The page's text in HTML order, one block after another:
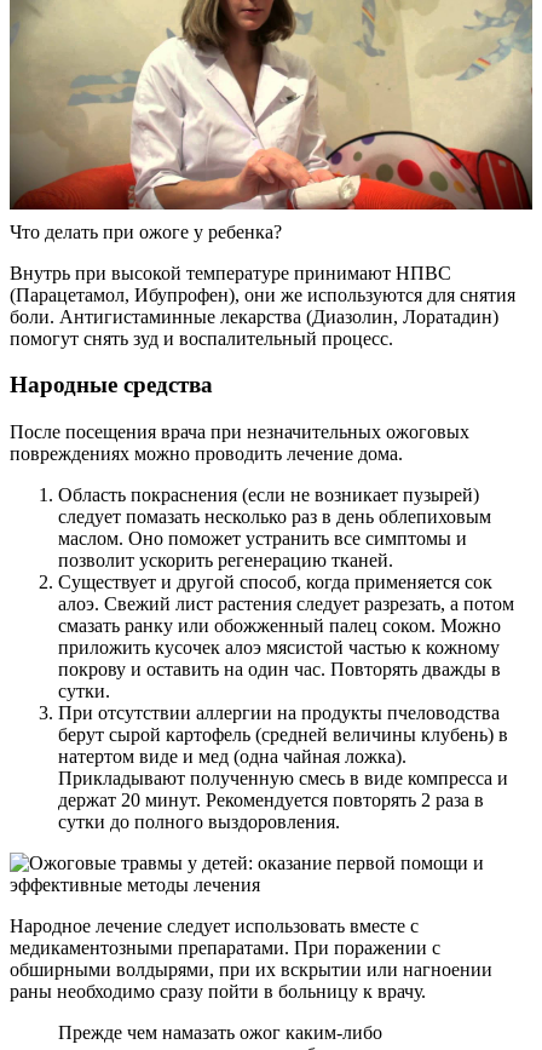
Что делать при ожоге у ребенка?
Внутрь при высокой температуре принимают НПВС
(Парацетамол, Ибупрофен), они же используются для снятия
боли. Антигистаминные лекарства (Диазолин, Лоратадин)
помогут снять зуд и воспалительный процесс.
Народные средства
После посещения врача при незначительных ожоговых
повреждениях можно проводить лечение дома.
Область покраснения (если не возникает пузырей)
следует помазать несколько раз в день облепиховым
маслом. Оно поможет устранить все симптомы и
позволит ускорить регенерацию тканей.
Существует и другой способ, когда применяется сок
алоэ. Свежий лист растения следует разрезать, а потом
смазать ранку или обожженный палец соком. Можно
приложить кусочек алоэ мясистой частью к кожному
покрову и оставить на один час. Повторять дважды в
сутки.
При отсутствии аллергии на продукты пчеловодства
берут сырой картофель (средней величины клубень) в
натертом виде и мед (одна чайная ложка).
Прикладывают полученную смесь в виде компресса и
держат 20 минут. Рекомендуется повторять 2 раза в
сутки до полного выздоровления.
Народное лечение следует использовать вместе с
медикаментозными препаратами. При поражении с
обширными волдырями, при их вскрытии или нагноении
раны необходимо сразу пойти в больницу к врачу.
Прежде чем намазать ожог каким-либо